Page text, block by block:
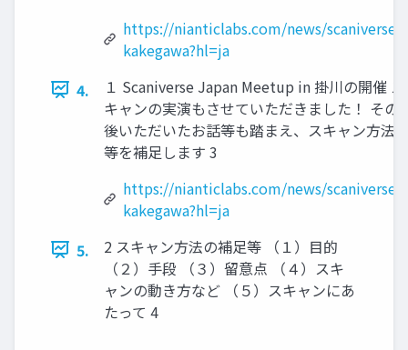
https://nianticlabs.com/news/scaniverse-
kakegawa?hl=ja
4.
１ Scaniverse Japan Meetup in 掛川の開催 ス
キャンの実演もさせていただきました！ その
後いただいたお話等も踏まえ、スキャン方法
等を補足します 3
https://nianticlabs.com/news/scaniverse-
kakegawa?hl=ja
5.
2 スキャン方法の補足等 （１）目的
（２）手段 （３）留意点 （４）スキ
ャンの動き方など （５）スキャンにあ
たって 4